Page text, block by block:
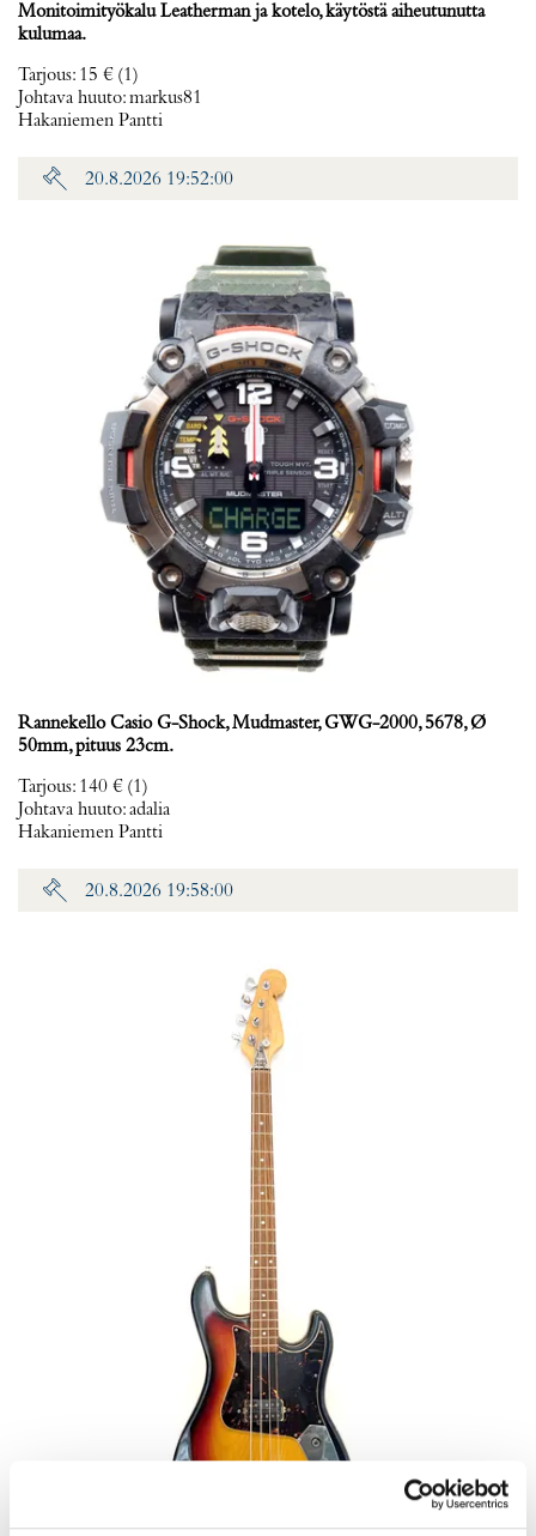
Monitoimityökalu Leatherman ja kotelo, käytöstä aiheutunutta
kulumaa.
Tarjous: 15 € (1)
Johtava huuto:markus81
Hakaniemen Pantti
20.8.2026 19:52:00
Rannekello Casio G-Shock, Mudmaster, GWG-2000, 5678, Ø
50mm, pituus 23cm.
Tarjous: 140 € (1)
Johtava huuto:adalia
Hakaniemen Pantti
20.8.2026 19:58:00